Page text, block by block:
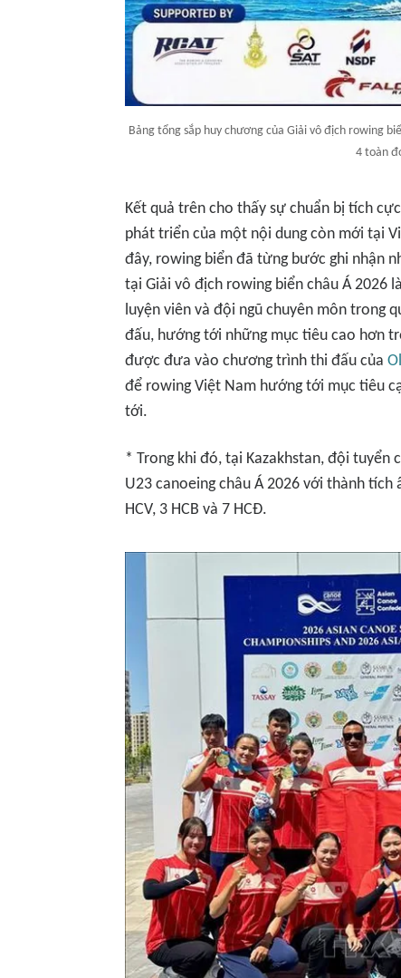
Bảng tổng sắp huy chương của Giải vô địch rowing
4 toàn
Kết quả trên cho thấy sự chuẩn bị tích
phát triển của một nội dung còn mới tại
đây, rowing biển đã từng bước ghi nhận
tại Giải vô địch rowing biển châu Á 2026
luyện viên và đội ngũ chuyên môn trong
đấu, hướng tới những mục tiêu cao hơn
được đưa vào chương trình thi đấu của
để rowing Việt Nam hướng tới mục tiêu
tới.
* Trong khi đó, tại Kazakhstan, đội tuyển
U23 canoeing châu Á 2026 với thành
HCV, 3 HCB và 7 HCĐ.